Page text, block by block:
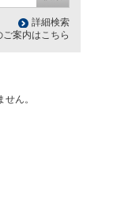
詳細検索
案内はこちら
ん。